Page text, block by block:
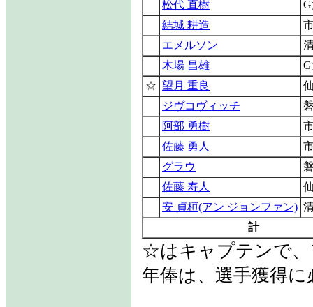
松代 直樹
結城 耕造
エメルソン
木場 昌雄
☆ 望月 重良
ジヴコヴィッチ
阿部 勇樹
佐藤 勇人
グラウ
佐藤 寿人
安 貞桓(アン ジョンファン)
計
☆はキャプテンで
年俸は、選手獲得